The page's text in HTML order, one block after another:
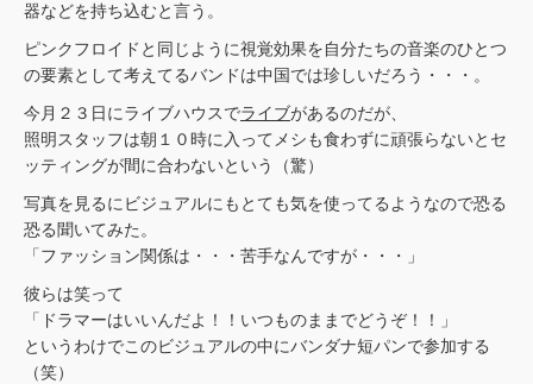
器などを持ち込むと言う。
ピンクフロイドと同じように視覚効果を自分たちの音楽のひとつ
の要素として考えてるバンドは中国では珍しいだろう・・・。
今月２３日にライブハウスでライブがあるのだが、
照明スタッフは朝１０時に入ってメシも食わずに頑張らないとセ
ッティングが間に合わないという（驚）
写真を見るにビジュアルにもとても気を使ってるようなので恐る
恐る聞いてみた。
「ファッション関係は・・・苦手なんですが・・・」
彼らは笑って
「ドラマーはいいんだよ！！いつものままでどうぞ！！」
というわけでこのビジュアルの中にバンダナ短パンで参加する
（笑）